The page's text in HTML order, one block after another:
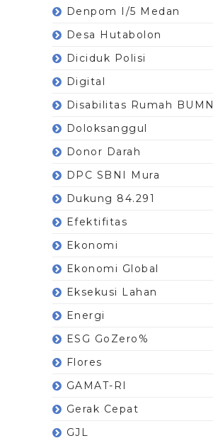
Denpom I/5 Medan
Desa Hutabolon
Diciduk Polisi
Digital
Disabilitas Rumah BUMN
Doloksanggul
Donor Darah
DPC SBNI Mura
Dukung 84.291
Efektifitas
Ekonomi
Ekonomi Global
Eksekusi Lahan
Energi
ESG GoZero%
Flores
GAMAT-RI
Gerak Cepat
GJL